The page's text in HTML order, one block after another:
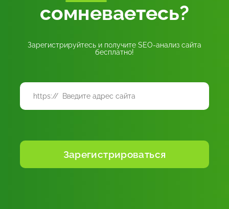
сомневаетесь?
Зарегистрируйтесь и получите SEO-анализ сайта
бесплатно!